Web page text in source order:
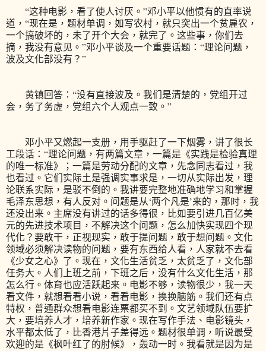
“这种电影，看了使人讨厌。”邓小平以他惯有的直率说
道，“现在是，题材单调，如写农村，就只突出一个贫雇农，
一个搞破坏的，未了开个大会，就完了。这些事，你们去
摘，我没有意见。”邓小平谈及一个重要话题：“理论问题，
波及文化部没有？”
黄镇回答：“没有直接波及。我们是清楚的，党组开过
会，务了务虚，党组六个人观点一致。”
邓小平又燃起一支册，用手驱赶了一下烟雾，讲了很长
工段话：“理论问题，有两篇文章，一篇是《实践是检验真理
的唯一标准》；一篇是劳动分配的文章，先念同志看过，我
也看过。它们实际土是强调实事求是，一切从实际出发，理
论联系实际，是驳不倒的。我讲要完整地准确地学习和掌握
毛泽东思想，有人反对。问题是从‘两个凡是’来的，那时，我
还没出来。主席没有讲过的话多得很，比如要引进几百亿美
元的先进技术项目，不解决这个问题，怎么加快实现四个现
代化？要敢干，正视现实，敢于提问题，敢于想问题。文化
领域必须解决读物的问题，要有东西给人看，人家就不去看
《少女之心》了。现在，文化生活贫乏，太贫乏了，文化部
任务大。人们上班之前，下班之后，没有什么文化生活，那
怎么行。体育也应活跃起来。电影不够，读物很少，我一天
看文件，就想看看小说，看看电影，换换脑筋。我们还有点
特权，普通群众想看电影连票都买不到。文艺领域队伍要扩
大，要培养人才，培养新作家。现在写作手法、电影镜头，
水平都太低了，比香港片子差得远。题材很单调，听说最受
欢迎的是《枫叶红了的肘候》，轰动一时。我看就是因为是